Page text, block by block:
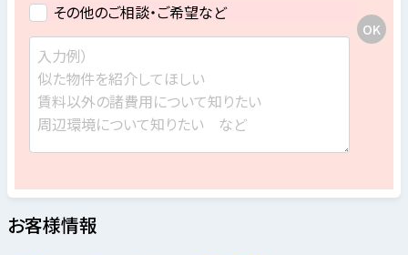
その他のご相談・ご希望など
お客様情報